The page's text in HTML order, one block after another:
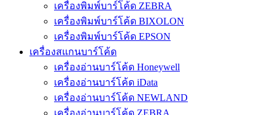
เครื่องพิมพ์บาร์โค้ด ZEBRA
เครื่องพิมพ์บาร์โค้ด BIXOLON
เครื่องพิมพ์บาร์โค้ด EPSON
เครื่องสแกนบาร์โค้ด
เครื่องอ่านบาร์โค้ด Honeywell
เครื่องอ่านบาร์โค้ด iData
เครื่องอ่านบาร์โค้ด NEWLAND
เครื่องอ่านบาร์โค้ด ZEBRA